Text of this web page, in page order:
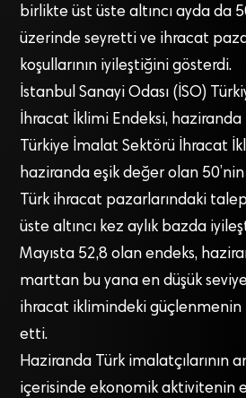
birlikte üst üste altıncı ayda da
üzerinde seyretti ve ihracat
koşullarının iyileştiğini gösterdi.
İstanbul Sanayi Odası (İSO)
İhracat İklimi Endeksi, haziranda
Türkiye İmalat Sektörü İhracat
haziranda eşik değer olan
Türk ihracat pazarlarındaki talep
üste altıncı kez aylık bazda
Mayısta 52,8 olan endeks,
marttan bu yana en düşük
ihracat iklimindeki güçlenmenin
etti.
Haziranda Türk imalatçılarının
içerisinde ekonomik aktivitenin